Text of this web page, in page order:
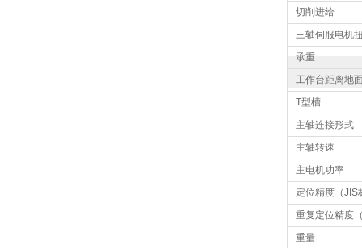
切削进给
三轴伺服电机
承重
工作台距离地
T型槽
主轴连接形式
主轴转速
主电机功率
定位精度（JIS
重复定位精度
重量